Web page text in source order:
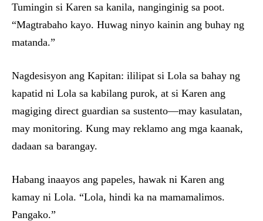
Tumingin si Karen sa kanila, nanginginig sa poot.
“Magtrabaho kayo. Huwag ninyo kainin ang buhay ng
matanda.”
Nagdesisyon ang Kapitan: ililipat si Lola sa bahay ng
kapatid ni Lola sa kabilang purok, at si Karen ang
magiging direct guardian sa sustento—may kasulatan,
may monitoring. Kung may reklamo ang mga kaanak,
dadaan sa barangay.
Habang inaayos ang papeles, hawak ni Karen ang
kamay ni Lola. “Lola, hindi ka na mamamalimos.
Pangako.”